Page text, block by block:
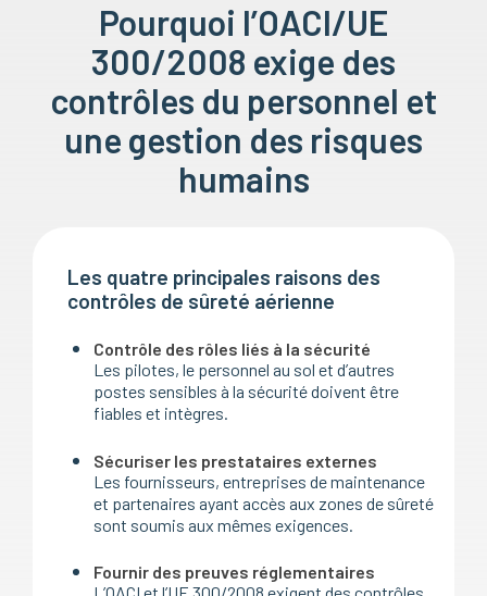
Pourquoi l’OACI/UE
300/2008 exige des
contrôles du personnel et
une gestion des risques
humains
Les quatre principales raisons des
contrôles de sûreté aérienne
Contrôle des rôles liés à la sécurité
Les pilotes, le personnel au sol et d’autres
postes sensibles à la sécurité doivent être
fiables et intègres.
Sécuriser les prestataires externes
Les fournisseurs, entreprises de maintenance
et partenaires ayant accès aux zones de sûreté
sont soumis aux mêmes exigences.
Fournir des preuves réglementaires